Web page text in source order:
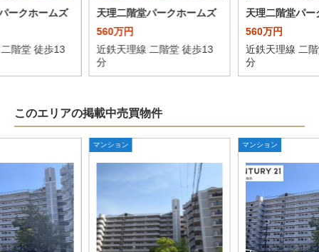
ークホームズ
階堂 徒歩13
天理二階堂パークホームズ
560万円
近鉄天理線 二階堂 徒歩13
分
天理二階堂パー
560万円
近鉄天理線 二
分
このエリアの掲載中売買物件
マンション マンション